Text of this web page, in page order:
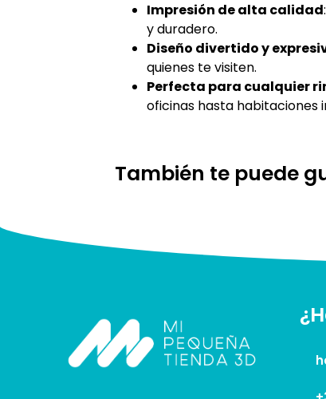
Impresión de alta calidad
y duradero.
Diseño divertido y
quienes te visiten.
Perfecta para cualquier
oficinas hasta habitaciones
También te puede